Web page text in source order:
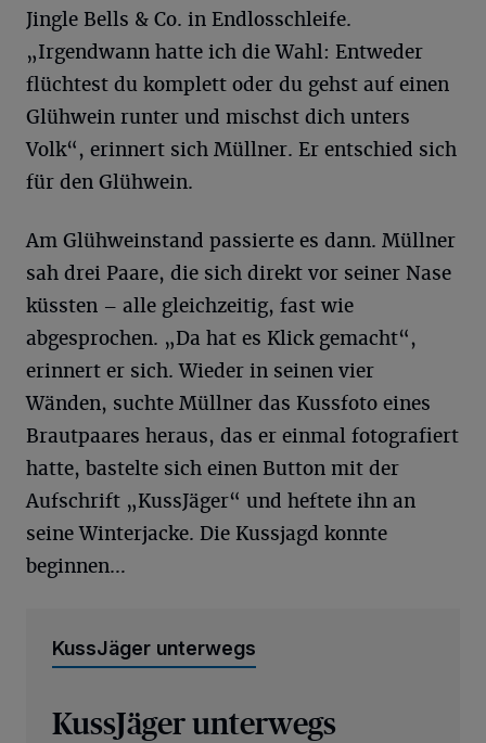
Jingle Bells & Co. in Endlosschleife.
„Irgendwann hatte ich die Wahl: Entweder
flüchtest du komplett oder du gehst auf einen
Glühwein runter und mischst dich unters
Volk“, erinnert sich Müllner. Er entschied sich
für den Glühwein.
Am Glühweinstand passierte es dann. Müllner
sah drei Paare, die sich direkt vor seiner Nase
küssten – alle gleichzeitig, fast wie
abgesprochen. „Da hat es Klick gemacht“,
erinnert er sich. Wieder in seinen vier
Wänden, suchte Müllner das Kussfoto eines
Brautpaares heraus, das er einmal fotografiert
hatte, bastelte sich einen Button mit der
Aufschrift „KussJäger“ und heftete ihn an
seine Winterjacke. Die Kussjagd konnte
beginnen…
KussJäger unterwegs
KussJäger unterwegs